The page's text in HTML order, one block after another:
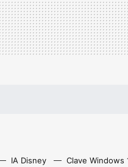
IA Disney Clave Windows